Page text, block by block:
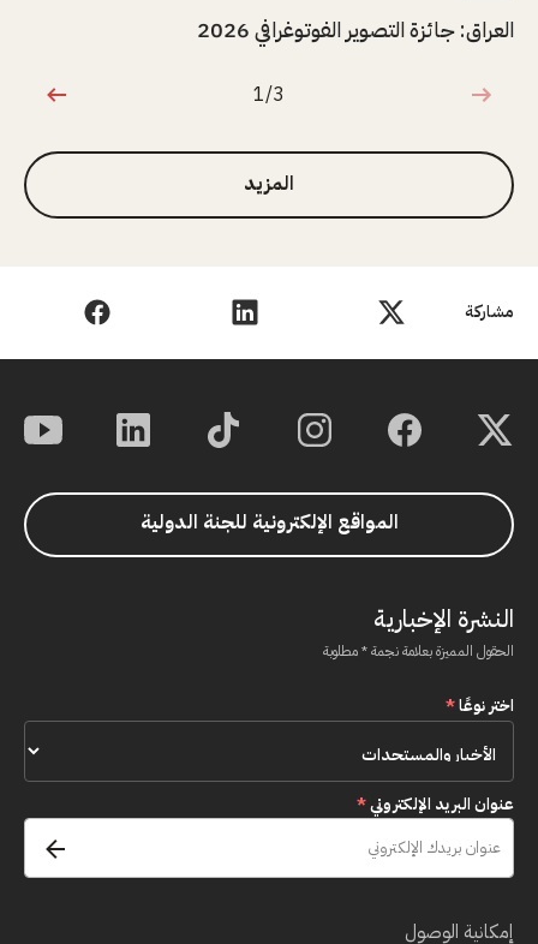
مشاركة
العراق: جائزة التصوير الفوتوغرافي 2026
1 من 3
1/3
المزيد
المواقع الإلكترونية للجنة الدولية
النشرة الإخبارية
الحقول المميزة بعلامة نجمة * مطلوبة
اختر نوعًا*
عنوان البريد الإلكتروني*
إمكانية الوصول